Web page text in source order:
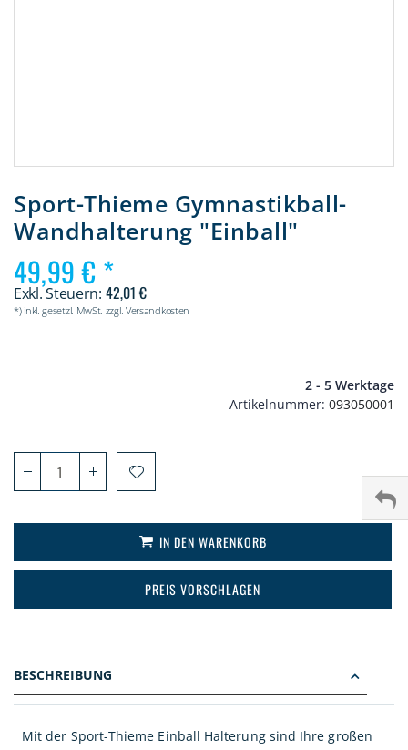
Anfang
der
Bildergalerie
springen
Sport-Thieme Gymnastikball-
Wandhalterung "Einball"
49,99 €
42,01 €
*) inkl. gesetzl. MwSt. zzgl. Versandkosten
2 - 5 Werktage
Artikelnummer 093050001
IN DEN WARENKORB
PREIS VORSCHLAGEN
BESCHREIBUNG
Mit der Sport-Thieme Einball Halterung sind Ihre großen